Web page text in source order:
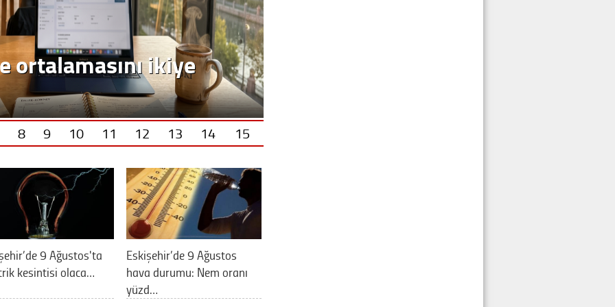
ortalamasını ikiye
8 9 10 11 12 13 14 15
9 Ağustos'ta
kesintisi olaca…
Eskişehir’de 9 Ağustos
hava durumu: Nem oranı
yüzd…